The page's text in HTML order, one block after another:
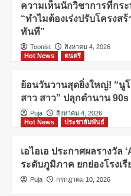
ความเห็นนักวิชาการที่กร
“ทำไมต้องเร่งปรับโครงส
ทันที”
Toonist
สิงหาคม 4, 2026
Hot News
ดนตรี
ย้อนวันวานสุดยิ่งใหญ่! “นูโ
สาว สาว” ปลุกตำนาน 90s
Puja
สิงหาคม 4, 2026
Hot News
ประชาสัมพันธ์
เอไอเอ ประกาศผลรางวัล
ระดับภูมิภาค ยกย่องโรงเ
Puja กรกฎาคม 10, 2026